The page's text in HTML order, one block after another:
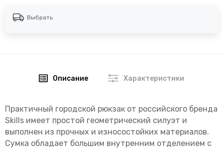
Выбрать
Описание Характеристики
Практичный городской рюкзак от российского бренда
Skills имеет простой геометрический силуэт и
выполнен из прочных и износостойких материалов.
Сумка обладает большим внутренним отделением с